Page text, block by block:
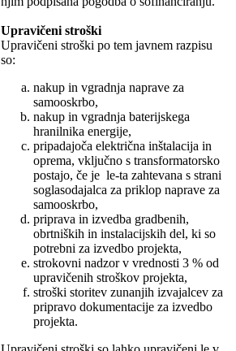
Upravičeni stroški
Upravičeni stroški po tem javnem razpisu
so:
nakup in vgradnja naprave za
samooskrbo,
nakup in vgradnja baterijskega
hranilnika energije,
pripadajoča električna inštalacija in
oprema, vključno s transformatorsko
postajo, če je le-ta zahtevana s strani
soglasodajalca za priklop naprave za
samooskrbo,
priprava in izvedba gradbenih,
obrtniških in instalacijskih del, ki so
potrebni za izvedbo projekta,
strokovni nadzor v vrednosti 3 % od
upravičenih stroškov projekta,
stroški storitev zunanjih izvajalcev za
pripravo dokumentacije za izvedbo
projekta.